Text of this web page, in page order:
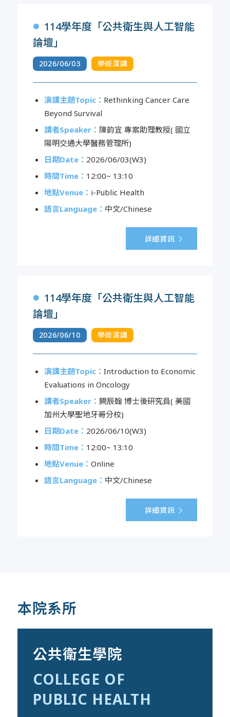
●
114學年度「公共衛生與人工智能
論壇」
2026/06/03 學術演講
演講主題Topic： Rethinking Cancer Care
Beyond Survival
講者Speaker： 陳韵宜 專案助理教授( 國立
陽明交通大學醫務管理所)
日期Date： 2026/06/03(W3)
時間Time： 12:00~ 13:10
地點Venue： i-Public Health
語言Language： 中文/Chinese
詳細資訊
●
114學年度「公共衛生與人工智能
論壇」
2026/06/10 學術演講
演講主題Topic： Introduction to Economic
Evaluations in Oncology
講者Speaker： 闕辰翰 博士後研究員( 美國
加州大學聖地牙哥分校)
日期Date： 2026/06/10(W3)
時間Time： 12:00~ 13:10
地點Venue： Online
語言Language： 中文/Chinese
詳細資訊
本院系所
公共衛生學院
COLLEGE OF
PUBLIC HEALTH